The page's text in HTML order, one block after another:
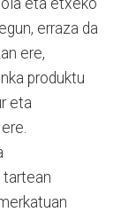
erraza da
ere,
produktu
eta